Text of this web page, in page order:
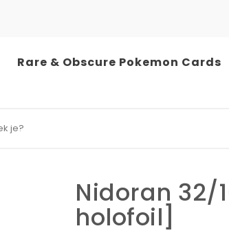
Rare & Obscure Pokemon Cards
Nidoran 32/
holofoil]